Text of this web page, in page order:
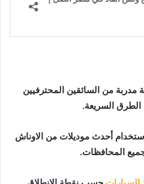
مدربة من السائقين المحترفيين
السريعة.
أحدث موديلات من الاوناش
المحافظات.